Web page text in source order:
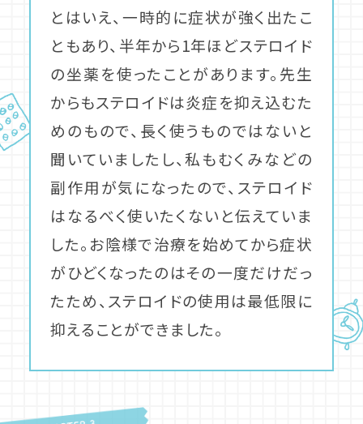
とはいえ、一時的に症状が強く出たこ
ともあり、半年から1年ほどステロイド
の坐薬を使ったことがあります。先生
からもステロイドは炎症を抑え込むた
めのもので、長く使うものではないと
聞いていましたし、私もむくみなどの
副作用が気になったので、ステロイド
はなるべく使いたくないと伝えていま
した。お陰様で治療を始めてから症状
がひどくなったのはその一度だけだっ
たため、ステロイドの使用は最低限に
抑えることができました。